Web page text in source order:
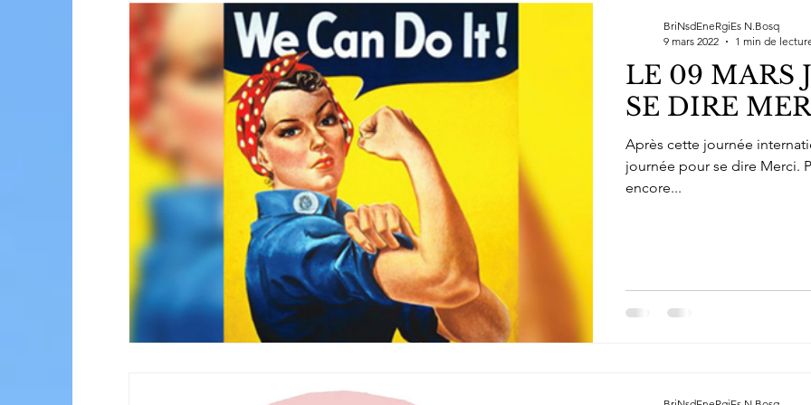
LE 09 MARS
SE DIRE
Après cette journée
journée pour se dire Merci.
encore...
BriNsdEneRgiEs N.Bosq
9 mars 2022
1 min de